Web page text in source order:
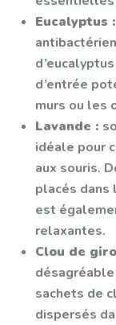
Eucalyptus :
d’entrée
murs ou les
Lavande :
idéale pour
aux souris.
placés dans
est
relaxantes.
Clou de
sachets de
dispersés